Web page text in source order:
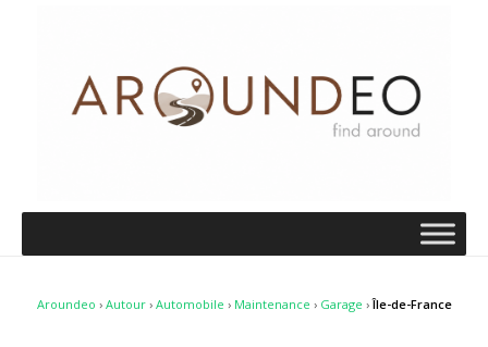
Aroundeo › Autour› Automobile › Maintenance › Garage ›Île-de-France